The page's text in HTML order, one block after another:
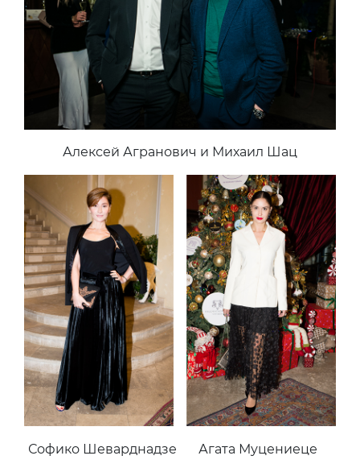
Алексей Агранович и Михаил Шац
Софико Шеварднадзе Агата Муцениеце